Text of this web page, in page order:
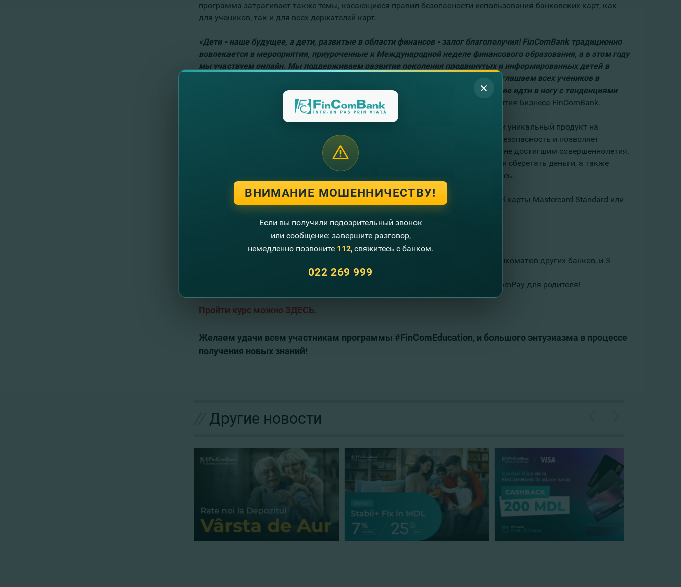
программа затрагивает также темы, касающиеся правил безопасности использования банковских карт, как
для учеников, так и для всех держателей карт.
«Дети - наше будущее, а дети, развитые в области финансов - залог благополучия! FinComBank традиционно
вовлекается в мероприятия, приуроченные к Международной неделе финансового образования, а в этом году
мы участвуем онлайн. Мы поддерживаем развитие поколения продвинутых и информированных детей в
области новейших и безопасных инструментов управления деньгами. Мы приглашаем всех учеников в
виртуальный мир финансов, особенно тех, у кого есть тяга к знаниям и желание идти в ногу с тенденциями
- отметила Елена Стовбун, Директор Департамента Развития Бизнеса FinComBank.
Следуя примеру европейских стран, FinComBank предлагает ученикам особый и уникальный продукт на
Дополнительную карту для учеников
беспечивает безопасность и позволяет
приобрести практические навыки по использованию банковской карты детям, не достигшим совершеннолетия.
Этот продукт позволяет родителям научить своих детей накапливать, тратить и сберегать деньги, а также
пользоваться банковскими услугами, без которых сегодня невозможно обойтись.
Карта FinComBank является доступной для каждого, т.к. при открытии ОНЛАЙН карты Mastercard Standard или
Visa Classic, вы оплачиваете:
за открытие карты для родителя
за открытие дополнительной карты для ученика
за ежемесячное обслуживание карты для ученика
при снятии наличных в банкоматах страны, из которых: 3 снятия из банкоматов других банков, и 3
снятия в банкоматах FinComBank
за подключение и ежемесячное обслуживание Интернет-бэнкинга FinComPay для родителя!
Пройти курс можно ЗДЕСЬ.
Желаем удачи всем участникам программы #FinComEducation, и большого энтузиазма в процессе
получения новых знаний!
Другие новости
ВНИМАНИЕ МОШЕННИЧЕСТВУ!
Если вы получили подозрительный звонок
или сообщение: завершите разговор,
немедленно позвоните 112, свяжитесь с банком.
022 269 999